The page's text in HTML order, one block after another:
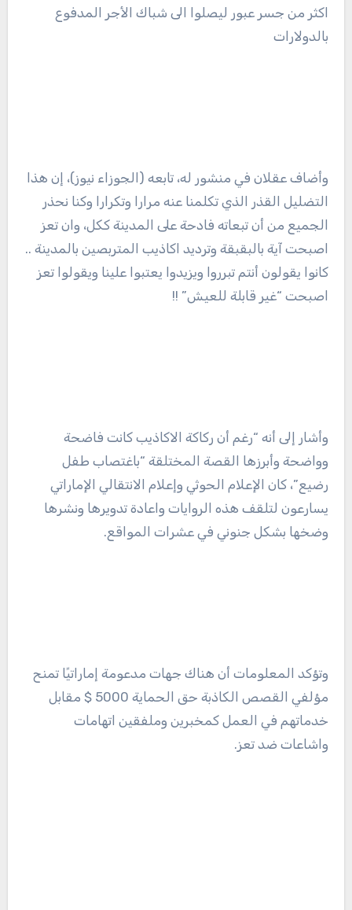
اكثر من جسر عبور ليصلوا الى شباك الأجر المدفوع
بالدولارات
وأضاف عقلان في منشور له، تابعه (الجوزاء نيوز)، إن هذا
التضليل القذر الذي تكلمنا عنه مرارا وتكرارا وكنا نحذر
الجميع من أن تبعاته فادحة على المدينة ككل، وان تعز
اصبحت آية بالبقبقة وترديد اكاذيب المتربصين بالمدينة ..
كانوا يقولون أنتم تبرروا ويزيدوا يعتبوا علينا ويقولوا تعز
اصبحت “غير قابلة للعيش” !!
وأشار إلى أنه “رغم أن ركاكة الاكاذيب كانت فاضحة
وواضحة وأبرزها القصة المختلقة “باغتصاب طفل
رضيع”، كان الإعلام الحوثي وإعلام الانتقالي الإماراتي
يسارعون لتلقف هذه الروايات واعادة تدويرها ونشرها
وضخها بشكل جنوني في عشرات المواقع.
وتؤكد المعلومات أن هناك جهات مدعومة إماراتيًا تمنح
مؤلفي القصص الكاذبة حق الحماية 5000 $ مقابل
خدماتهم في العمل كمخبرين وملفقين اتهامات
واشاعات ضد تعز.